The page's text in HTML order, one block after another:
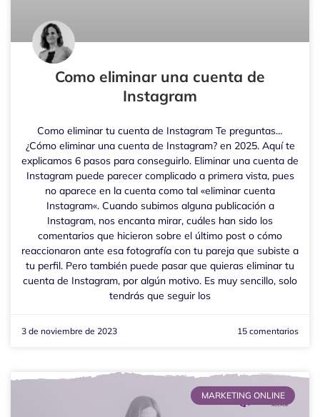
Como eliminar una cuenta de
Instagram
Como eliminar tu cuenta de Instagram Te preguntas…
¿Cómo eliminar una cuenta de Instagram? en 2025. Aquí te
explicamos 6 pasos para conseguirlo. Eliminar una cuenta de
Instagram puede parecer complicado a primera vista, pues
no aparece en la cuenta como tal «eliminar cuenta
Instagram«. Cuando subimos alguna publicación a
Instagram, nos encanta mirar, cuáles han sido los
comentarios que hicieron sobre el último post o cómo
reaccionaron ante esa fotografía con tu pareja que subiste a
tu perfil. Pero también puede pasar que quieras eliminar tu
cuenta de Instagram, por algún motivo. Es muy sencillo, solo
tendrás que seguir los
3 de noviembre de 2023 15 comentarios
MARKETING ONLINE